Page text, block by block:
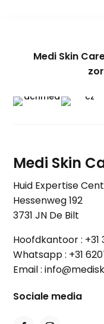
Medi Skin
Medi Skin
Huid Expertise
Hessenweg 192
3731 JN De Bilt
Hoofdkantoor :
Whatsapp : +31
Email :
Sociale media